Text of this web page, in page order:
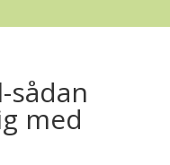
sådan
med